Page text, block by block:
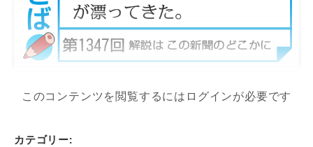
このコンテンツを閲覧するにはログインが必要です
カテゴリー: